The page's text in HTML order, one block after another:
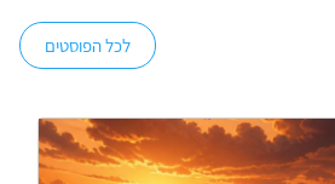
לכל הפוסטים